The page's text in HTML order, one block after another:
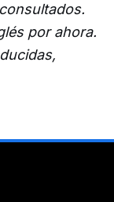
por ahora.